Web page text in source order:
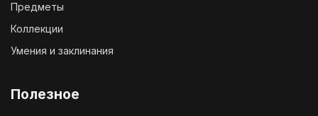
Предметы
Коллекции
Умения и заклинания
Полезное